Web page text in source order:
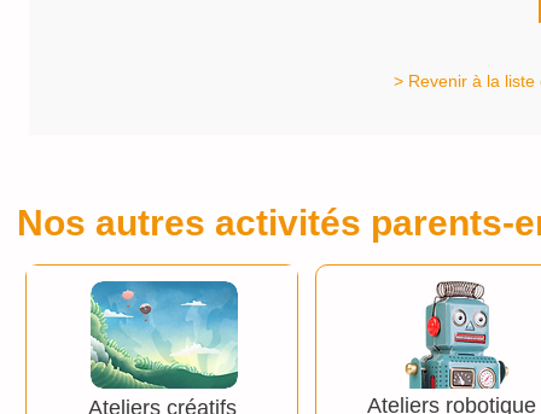
> Revenir à la
Nos autres activités parents-
Ateliers créatifs Ateliers robotique